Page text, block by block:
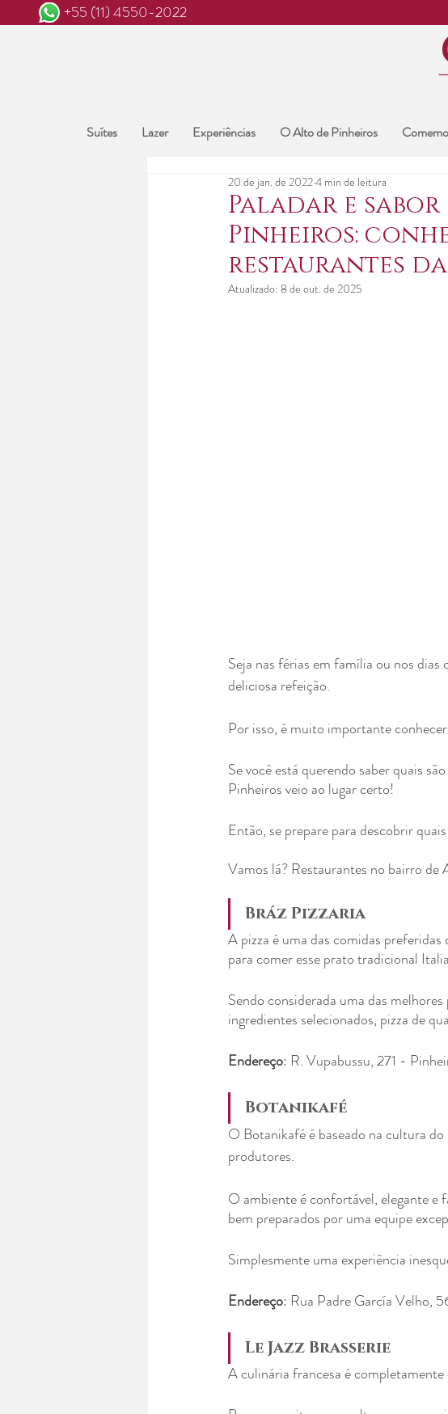
+55 (11) 4550-2022
Suítes Lazer Experiências O Alto de Pinheiros
Paladar e
Pinheiros:
restaurantes
20 de jan. de 20224 min de leitura
Atualizado: 8 de out. de 2025
Seja nas férias em família ou nos
deliciosa refeição.
Por isso, é muito importante
Se você está querendo saber quais
Pinheiros veio ao lugar certo!
Então, se prepare para descobrir
Vamos lá? Restaurantes no bairro
Bráz Pizzaria
A pizza é uma das comidas
para comer esse prato tradicional
Sendo considerada uma das
ingredientes selecionados, pizza de
Endereço: R. Vupabussu, 271 -
Botanikafé
O Botanikafé é baseado na cultura
produtores.
O ambiente é confortável, elegante e
bem preparados por uma equipe
Simplesmente uma experiência
Endereço: Rua Padre García Velho,
Le Jazz Brasserie
A culinária francesa é